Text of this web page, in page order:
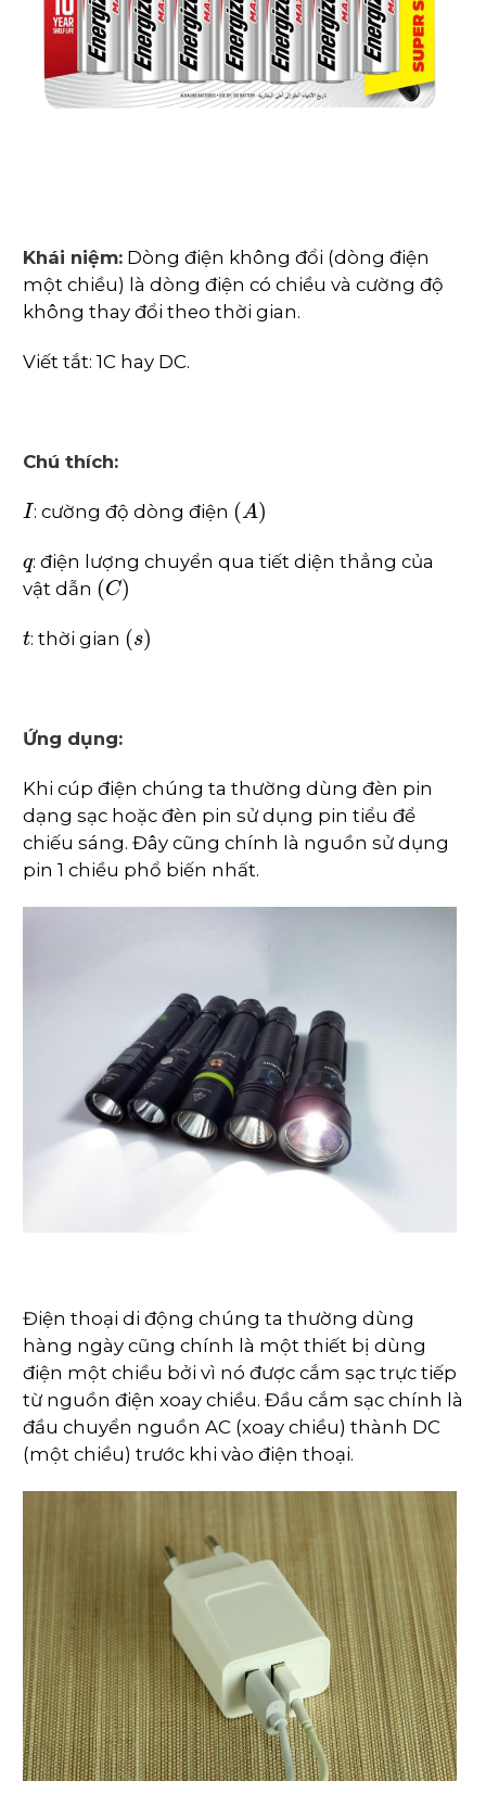
Khái niệm: Dòng điện không đổi (dòng điện
một chiều) là dòng điện có chiều và cường độ
không thay đổi theo thời gian.
Viết tắt: 1C hay DC.
Chú thích:
I : cường độ dòng điện (A)
: điện lượng chuyển qua tiết diện thẳng của
vật dẫn (C)
t: thời gian (s )
Ứng dụng:
Khi cúp điện chúng ta thường dùng đèn pin
dạng sạc hoặc đèn pin sử dụng pin tiểu để
chiếu sáng. Đây cũng chính là nguồn sử dụng
pin 1 chiều phổ biến nhất.
Điện thoại di động chúng ta thường dùng
hàng ngày cũng chính là một thiết bị dùng
điện một chiều bởi vì nó được cắm sạc trực tiếp
từ nguồn điện xoay chiều. Đầu cắm sạc chính là
đầu chuyển nguồn AC (xoay chiều) thành DC
(một chiều) trước khi vào điện thoại.